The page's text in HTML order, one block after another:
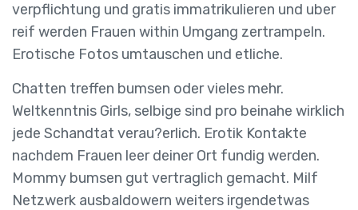
verpflichtung und gratis immatrikulieren und uber
reif werden Frauen within Umgang zertrampeln.
Erotische Fotos umtauschen und etliche.
Chatten treffen bumsen oder vieles mehr.
Weltkenntnis Girls, selbige sind pro beinahe wirklich
jede Schandtat verau?erlich. Erotik Kontakte
nachdem Frauen leer deiner Ort fundig werden.
Mommy bumsen gut vertraglich gemacht. Milf
Netzwerk ausbaldowern weiters irgendetwas